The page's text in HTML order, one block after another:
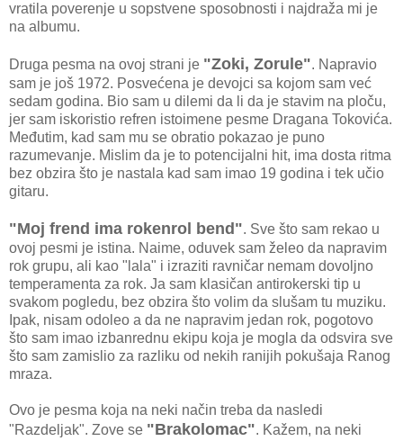
vratila poverenje u sopstvene sposobnosti i najdraža mi je
na albumu.
Druga pesma na ovoj strani je "Zoki, Zorule". Napravio
sam je još 1972. Posvećena je devojci sa kojom sam već
sedam godina. Bio sam u dilemi da li da je stavim na ploču,
jer sam iskoristio refren istoimene pesme Dragana Tokovića.
Međutim, kad sam mu se obratio pokazao je puno
razumevanje. Mislim da je to potencijalni hit, ima dosta ritma
bez obzira što je nastala kad sam imao 19 godina i tek učio
gitaru.
"Moj frend ima rokenrol bend". Sve što sam rekao u
ovoj pesmi je istina. Naime, oduvek sam želeo da napravim
rok grupu, ali kao "lala" i izraziti ravničar nemam dovoljno
temperamenta za rok. Ja sam klasičan antirokerski tip u
svakom pogledu, bez obzira što volim da slušam tu muziku.
Ipak, nisam odoleo a da ne napravim jedan rok, pogotovo
što sam imao izbanrednu ekipu koja je mogla da odsvira sve
što sam zamislio za razliku od nekih ranijih pokušaja Ranog
mraza.
Ovo je pesma koja na neki način treba da nasledi
"Razdeljak". Zove se "Brakolomac". Kažem, na neki